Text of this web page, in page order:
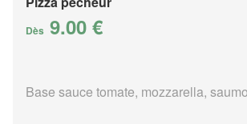
Dès 9.00 €
Base sauce tomate, mozzarella,